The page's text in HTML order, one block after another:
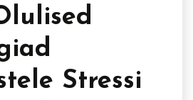
Stressi